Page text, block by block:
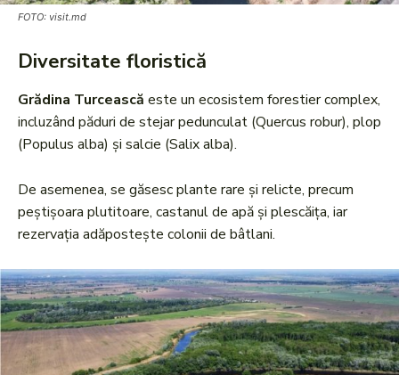
FOTO: visit.md
Diversitate floristică
Grădina Turcească este un ecosistem forestier complex,
incluzând păduri de stejar pedunculat (Quercus robur), plop
(Populus alba) și salcie (Salix alba).
De asemenea, se găsesc plante rare și relicte, precum
peștișoara plutitoare, castanul de apă și plescăița, iar
rezervația adăpostește colonii de bâtlani.